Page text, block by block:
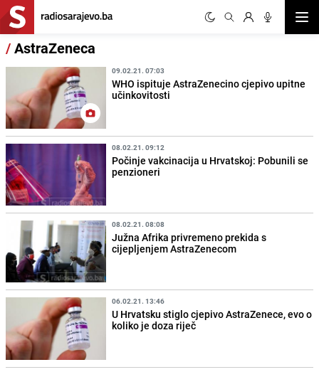
/AstraZeneca
09.02.21. 07:03
WHO ispituje AstraZenecino cjepivo upitne
učinkovitosti
08.02.21. 09:12
Počinje vakcinacija u Hrvatskoj: Pobunili se
penzioneri
08.02.21. 08:08
Južna Afrika privremeno prekida s
cijepljenjem AstraZenecom
06.02.21. 13:46
U Hrvatsku stiglo cjepivo AstraZenece, evo o
koliko je doza riječ